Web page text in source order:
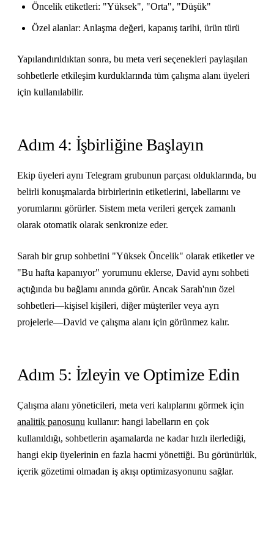
Öncelik etiketleri: "Yüksek", "Orta", "Düşük"
Özel alanlar: Anlaşma değeri, kapanış tarihi, ürün türü
Yapılandırıldıktan sonra, bu meta veri seçenekleri paylaşılan
sohbetlerle etkileşim kurduklarında tüm çalışma alanı üyeleri
için kullanılabilir.
Adım 4: İşbirliğine Başlayın
Ekip üyeleri aynı Telegram grubunun parçası olduklarında, bu
belirli konuşmalarda birbirlerinin etiketlerini, labellarını ve
yorumlarını görürler. Sistem meta verileri gerçek zamanlı
olarak otomatik olarak senkronize eder.
Sarah bir grup sohbetini "Yüksek Öncelik" olarak etiketler ve
"Bu hafta kapanıyor" yorumunu eklerse, David aynı sohbeti
açtığında bu bağlamı anında görür. Ancak Sarah'nın özel
sohbetleri—kişisel kişileri, diğer müşteriler veya ayrı
projelerle—David ve çalışma alanı için görünmez kalır.
Adım 5: İzleyin ve Optimize Edin
Çalışma alanı yöneticileri, meta veri kalıplarını görmek için
analitik panosunu kullanır: hangi labelların en çok
kullanıldığı, sohbetlerin aşamalarda ne kadar hızlı ilerlediği,
hangi ekip üyelerinin en fazla hacmi yönettiği. Bu görünürlük,
içerik gözetimi olmadan iş akışı optimizasyonunu sağlar.